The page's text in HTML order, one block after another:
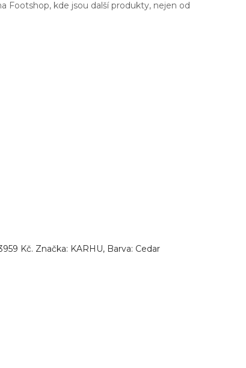
Footshop, kde jsou další produkty, nejen od
Kč. Značka: KARHU, Barva: Cedar